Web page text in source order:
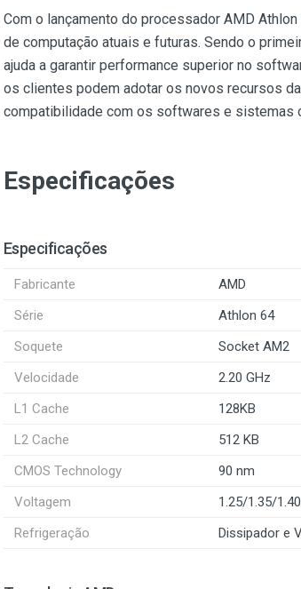
Com o lançamento do processador AMD
de computação atuais e futuras. Sendo o
ajuda a garantir performance superior no
os clientes podem adotar os novos recursos
compatibilidade com os softwares e sistemas
Especificações
Especificações
Fabricante
AMD
Série
Athlon 64
Soquete
Socket AM2
Velocidade
2.20 GHz
L1 Cache
128KB
L2 Cache
512 KB
CMOS Technology
90 nm
Voltagem
1.25/1.35/
Refrigeração
Dissipador e